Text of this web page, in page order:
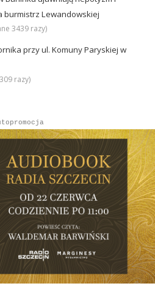
burmistrz Lewandowskiej
3439 razy)
przy ul. Komuny Paryskiej w
razy)